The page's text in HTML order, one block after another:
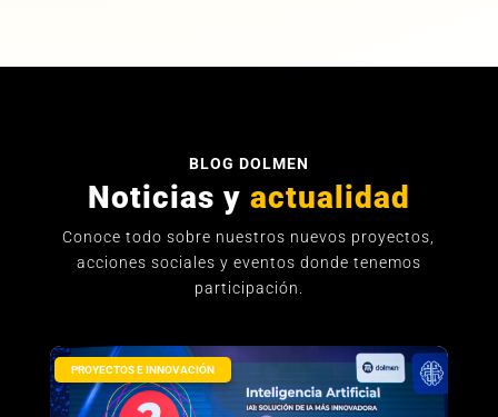
BLOG DOLMEN
Noticias y actualidad
Conoce todo sobre nuestros nuevos proyectos,
acciones sociales y eventos donde tenemos
participación.
PROYECTOS E INNOVACIÓN